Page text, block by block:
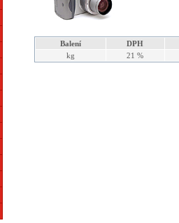
Balení
DPH
kg
21 %